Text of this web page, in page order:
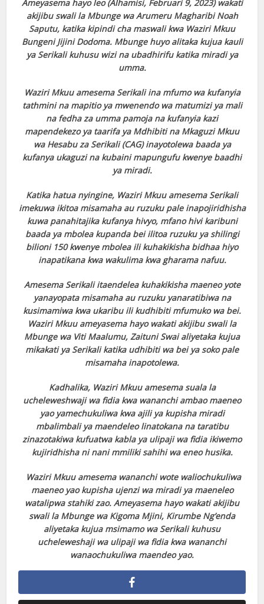
Ameyasema hayo leo (Alhamisi, Februari 9, 2023) wakati
akijibu swali la Mbunge wa Arumeru Magharibi Noah
Saputu, katika kipindi cha maswali kwa Waziri Mkuu
Bungeni Jijini Dodoma. Mbunge huyo alitaka kujua kauli
ya Serikali kuhusu wizi na ubadhirifu katika miradi ya
umma.
Waziri Mkuu amesema Serikali ina mfumo wa kufanyia
tathmini na mapitio ya mwenendo wa matumizi ya mali
na fedha za umma pamoja na kufanyia kazi
mapendekezo ya taarifa ya Mdhibiti na Mkaguzi Mkuu
wa Hesabu za Serikali (CAG) inayotolewa baada ya
kufanya ukaguzi na kubaini mapungufu kwenye baadhi
ya miradi.
Katika hatua nyingine, Waziri Mkuu amesema Serikali
imekuwa ikitoa misamaha au ruzuku pale inapojiridhisha
kuwa panahitajika kufanya hivyo, mfano hivi karibuni
baada ya mbolea kupanda bei ilitoa ruzuku ya shilingi
bilioni 150 kwenye mbolea ili kuhakikisha bidhaa hiyo
inapatikana kwa wakulima kwa gharama nafuu.
Amesema Serikali itaendelea kuhakikisha maeneo yote
yanayopata misamaha au ruzuku yanaratibiwa na
kusimamiwa kwa ukaribu ili kudhibiti mfumuko wa bei.
Waziri Mkuu ameyasema hayo wakati akijibu swali la
Mbunge wa Viti Maalumu, Zaituni Swai aliyetaka kujua
mikakati ya Serikali katika udhibiti wa bei ya soko pale
misamaha inapotolewa.
Kadhalika, Waziri Mkuu amesema suala la
ucheleweshwaji wa fidia kwa wananchi ambao maeneo
yao yamechukuliwa kwa ajili ya kupisha miradi
mbalimbali ya maendeleo linatokana na taratibu
zinazotakiwa kufuatwa kabla ya ulipaji wa fidia ikiwemo
kujiridhisha ni nani mmiliki sahihi wa eneo husika.
Waziri Mkuu amesema wananchi wote waliochukuliwa
maeneo yao kupisha ujenzi wa miradi ya maeneleo
watalipwa stahiki zao. Ameyasema hayo wakati akijibu
swali la Mbunge wa Kigoma Mjini, Kirumbe Ng’enda
aliyetaka kujua msimamo wa Serikali kuhusu
ucheleweshaji wa ulipaji wa fidia kwa wananchi
wanaochukuliwa maendeo yao.